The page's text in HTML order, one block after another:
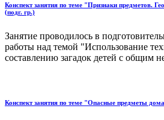
Конспект занятия по теме "Признаки предметов.
(подг. гр.)
Занятие проводилось в
работы над темой "Использование
составлению загадок детей с общим
Конспект занятия по теме "Опасные предметы